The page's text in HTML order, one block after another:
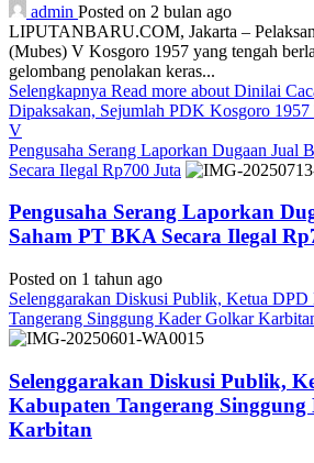
admin Posted on 2 bulan ago
LIPUTANBARU.COM, Jakarta –
(Mubes) V Kosgoro 1957 yang tengah
gelombang penolakan keras...
Selengkapnya Read more about Dinilai
Dipaksakan, Sejumlah PDK Kosgoro 1957
V
Pengusaha Serang Laporkan Dugaan Jual
Secara Ilegal Rp700 Juta
Pengusaha Serang Laporkan
Saham PT BKA Secara Ilegal
Posted on 1 tahun ago
Selenggarakan Diskusi Publik, Ketua DPD
Tangerang Singgung Kader Golkar
Selenggarakan Diskusi Publik,
Kabupaten Tangerang
Karbitan